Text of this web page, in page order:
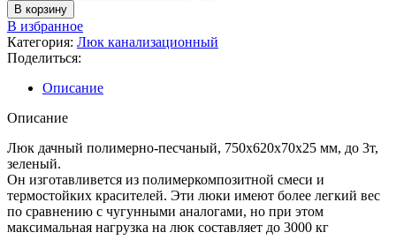
В корзину
В избранное
Категория: Люк канализационный
Поделиться:
Описание
Описание
Люк дачный полимерно-песчаный, 750х620х70х25 мм, до 3т,
зеленый.
Он изготавливется из полимеркомпозитной смеси и
термостойких красителей. Эти люки имеют более легкий вес
по сравнению с чугунными аналогами, но при этом
максимальная нагрузка на люк составляет до 3000 кг